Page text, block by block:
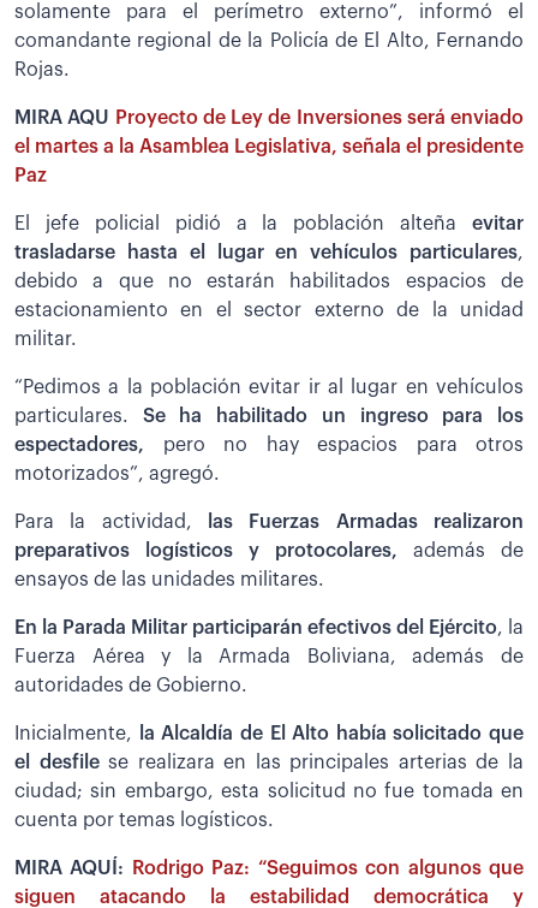
solamente para el perímetro externo”, informó el
comandante regional de la Policía de El Alto, Fernando
Rojas.
MIRA AQU Proyecto de Ley de Inversiones será enviado
el martes a la Asamblea Legislativa, señala el presidente
Paz
El jefe policial pidió a la población alteña evitar
trasladarse hasta el lugar en vehículos particulares,
debido a que no estarán habilitados espacios de
estacionamiento en el sector externo de la unidad
militar.
“Pedimos a la población evitar ir al lugar en vehículos
particulares.
Se ha habilitado un ingreso para los
espectadores, pero no hay espacios para otros
motorizados”, agregó.
Para la actividad,
las Fuerzas Armadas realizaron
preparativos logísticos y protocolares, además de
ensayos de las unidades militares.
En la Parada Militar participarán efectivos del Ejército, la
Fuerza Aérea y la Armada Boliviana, además de
autoridades de Gobierno.
Inicialmente,
la Alcaldía de El Alto había solicitado que
el desfilese realizara en las principales arterias de la
ciudad; sin embargo, esta solicitud no fue tomada en
cuenta por temas logísticos.
MIRA AQUÍ:
Rodrigo Paz: “Seguimos con algunos que
siguen atacando la estabilidad democrática y